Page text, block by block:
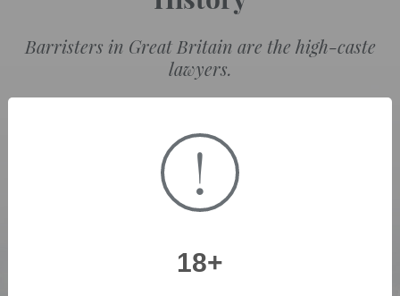
Barristers in Great Britain are the high-caste
lawyers.
!
18+